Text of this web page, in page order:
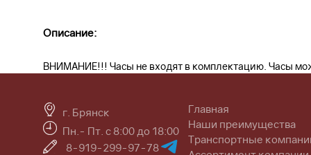
Описание:
ВНИМАНИЕ!!! Часы не входят в комплектацию. Часы
г. Брянск
Пн.- Пт. с 8:00 до 18:00
8-919-299-97-78
Главная
Наши преимущества
Транспортные